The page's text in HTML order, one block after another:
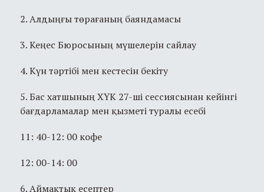
2. Алдыңғы төрағаның баяндамасы
3. Кеңес Бюросының мүшелерін сайлау
4. Күн тәртібі мен кестесін бекіту
5. Бас хатшының ХҮК 27-ші сессиясынан кейінгі
бағдарламалар мен қызметі туралы есебі
11: 40-12: 00 кофе
12: 00-14: 00
6. Аймақтық есептер